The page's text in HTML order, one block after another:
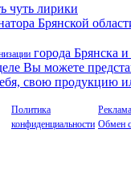
чуть лирики
Брянской
города Брянска
Вы можете
свою продукцию
Политика
конфиденциальности Обмен